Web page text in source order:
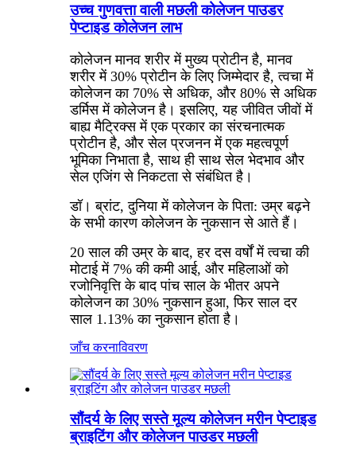
उच्च गुणवत्ता वाली मछली कोलेजन पाउडर
पेप्टाइड कोलेजन लाभ
कोलेजन मानव शरीर में मुख्य प्रोटीन है, मानव
शरीर में 30% प्रोटीन के लिए जिम्मेदार है, त्वचा में
कोलेजन का 70% से अधिक, और 80% से अधिक
डर्मिस में कोलेजन है। इसलिए, यह जीवित जीवों में
बाह्य मैट्रिक्स में एक प्रकार का संरचनात्मक
प्रोटीन है, और सेल प्रजनन में एक महत्वपूर्ण
भूमिका निभाता है, साथ ही साथ सेल भेदभाव और
सेल एजिंग से निकटता से संबंधित है।
डॉ। ब्रांट, दुनिया में कोलेजन के पिता: उम्र बढ़ने
के सभी कारण कोलेजन के नुकसान से आते हैं।
20 साल की उम्र के बाद, हर दस वर्षों में त्वचा की
मोटाई में 7% की कमी आई, और महिलाओं को
रजोनिवृत्ति के बाद पांच साल के भीतर अपने
कोलेजन का 30% नुकसान हुआ, फिर साल दर
साल 1.13% का नुकसान होता है।
जाँच करनाविवरण
सौंदर्य के लिए सस्ते मूल्य कोलेजन मरीन पेप्टाइड
ब्राइटिंग और कोलेजन पाउडर मछली